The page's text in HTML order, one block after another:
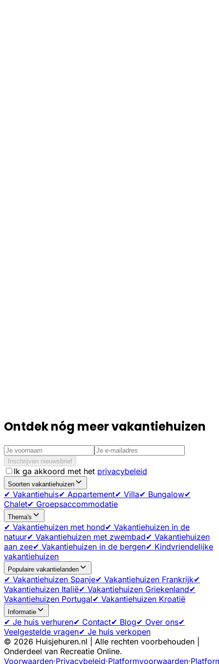
Ontdek nóg meer vakantiehuizen
Inschrijven nieuwsbrief
Ik ga akkoord met het privacybeleid
Soorten vakantiehuizen
✔ Vakantiehuis✔ Appartement✔ Villa✔ Bungalow✔
Chalet✔ Groepsaccommodatie
Thema's
✔ Vakantiehuizen met hond✔ Vakantiehuizen in de
natuur✔ Vakantiehuizen met zwembad✔ Vakantiehuizen
aan zee✔ Vakantiehuizen in de bergen✔ Kindvriendelijke
vakantiehuizen
Populaire vakantielanden
✔ Vakantiehuizen Spanje✔ Vakantiehuizen Frankrijk✔
Vakantiehuizen Italië✔ Vakantiehuizen Griekenland✔
Vakantiehuizen Portugal✔ Vakantiehuizen Kroatië
Informatie
✔ Je huis verhuren✔ Contact✔ Blog✔ Over ons✔
Veelgestelde vragen✔ Je huis verkopen
© 2026 Huisjehuren.nl | Alle rechten voorbehouden |
Onderdeel van Recreatie Online.
Voorwaarden·Privacybeleid·Platformvoorwaarden·